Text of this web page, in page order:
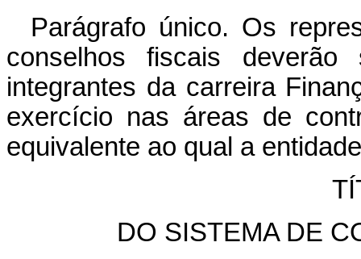
Parágrafo único. Os
conselhos fiscais deverão
integrantes da carreira
exercício nas áreas de
equivalente ao qual a
DO SISTEMA DE